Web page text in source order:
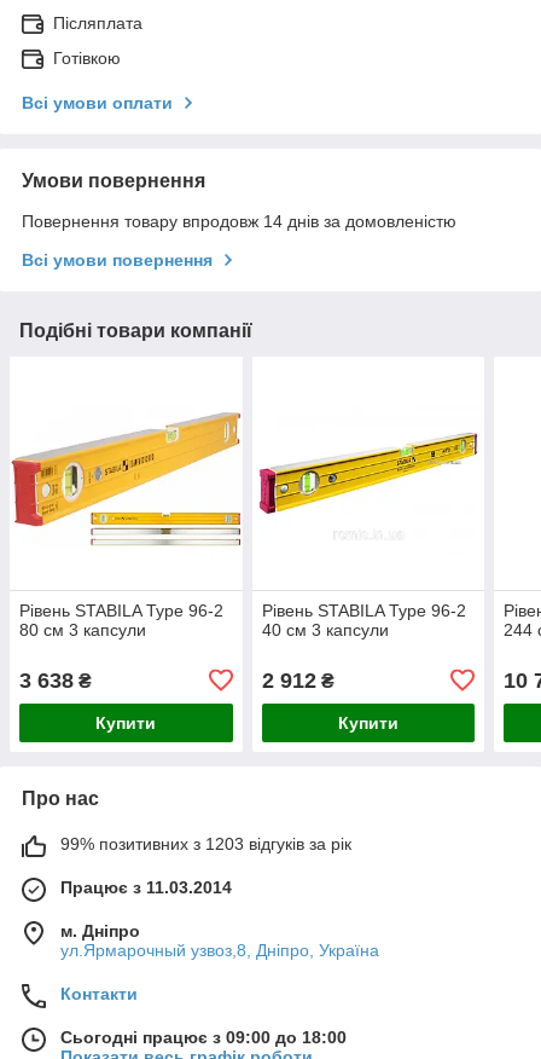
Післяплата
Готівкою
Всі умови оплати
Умови повернення
Повернення товару впродовж 14 днів за домовленістю
Всі умови повернення
Подібні товари компанії
Рівень STABILA Type 96-2
80 см 3 капсули
3 638 ₴
Купити
Рівень STABILA Type 96-2
40 см 3 капсули
2 912₴
Купити
244
10
Про нас
99% позитивних з 1203 відгуків за рік
Працює з 11.03.2014
м. Дніпро
ул.Ярмарочный узвоз,8, Дніпро, Україна
Контакти
Сьогодні працює з 09:00 до 18:00